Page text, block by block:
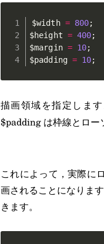
$width = 800;
$height = 400;
$margin = 10;
$padding = 10;
描画領域を指定します
$padding は枠線とロー
これによって，実際に
画されることになりま
きます。